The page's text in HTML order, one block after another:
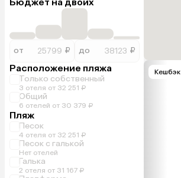
от ₽ до ₽
Расположение пляжа
Только собственный
3 отеля от 32 251 ₽
Общий
6 отелей от 30 379 ₽
Пляж
Песок
4 отеля от 32 251 ₽
Песок с галькой
Нет отелей
Галька
2 отеля от 31 167 ₽
Кешбэк